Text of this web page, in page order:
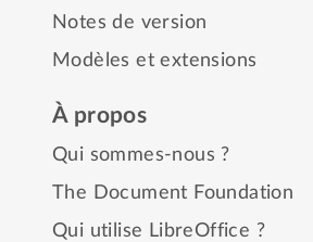
Notes de version
Modèles et extensions
À propos
Qui sommes-nous ?
The Document Foundation
Qui utilise LibreOffice ?